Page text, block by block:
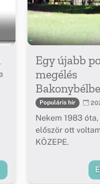
Egy újabb
megélés
Populáris hír
Nekem 1983
először ott
KÖZEPE.